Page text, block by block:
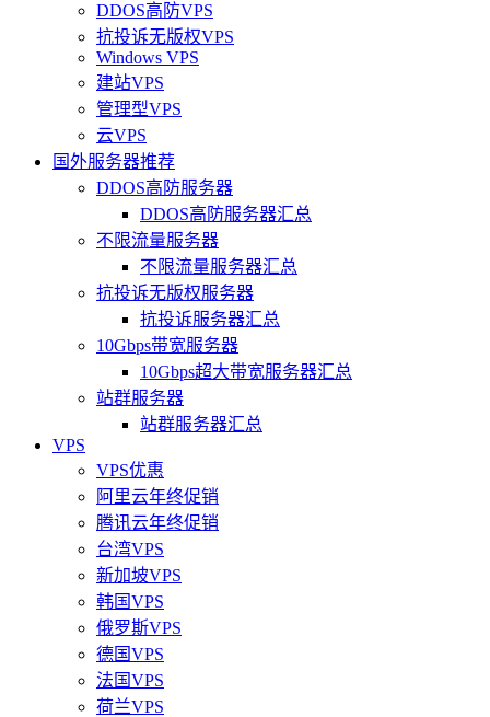
DDOS高防VPS
抗投诉无版权VPS
Windows VPS
建站VPS
管理型VPS
云VPS
国外服务器推荐
DDOS高防服务器
DDOS高防服务器汇总
不限流量服务器
不限流量服务器汇总
抗投诉无版权服务器
抗投诉服务器汇总
10Gbps带宽服务器
10Gbps超大带宽服务器汇总
站群服务器
站群服务器汇总
VPS
VPS优惠
阿里云年终促销
腾讯云年终促销
台湾VPS
新加坡VPS
韩国VPS
俄罗斯VPS
德国VPS
法国VPS
荷兰VPS